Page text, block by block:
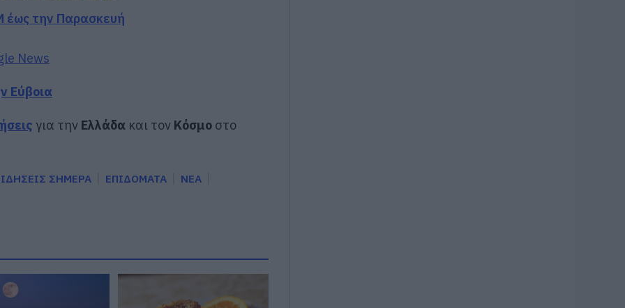
έως την Παρασκευή
News
Εύβοια
για την Ελλάδα και τον Κόσμο στο
ΣΗΜΕΡΑ ΕΠΙΔΟΜΑΤΑ
ΝΕΑ